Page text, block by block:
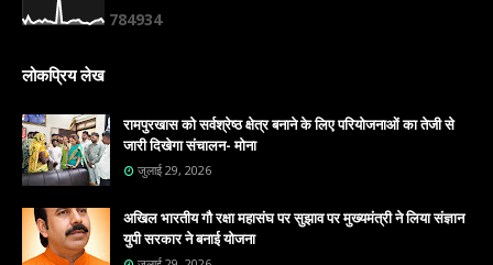
784934
लोकप्रिय लेख
रामपुरखास को सर्वश्रेष्ठ क्षेत्र बनाने के लिए परियोजनाओं का तेजी से
जारी दिखेगा संचालन- मोना
जुलाई 29, 2026
अखिल भारतीय गौ रक्षा महासंघ पर सुझाव पर मुख्यमंत्री ने लिया संज्ञान
युपी सरकार ने बनाई योजना